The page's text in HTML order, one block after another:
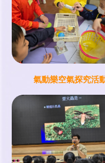
氣動樂空氣探究活